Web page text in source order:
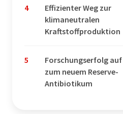
4
Effizienter Weg zur
klimaneutralen
Kraftstoffproduktion
5
Forschungserfolg auf
zum neuem Reserve-
Antibiotikum